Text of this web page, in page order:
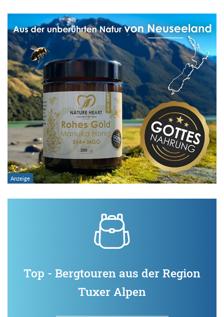
Top - Bergtouren aus der Region
Tuxer Alpen